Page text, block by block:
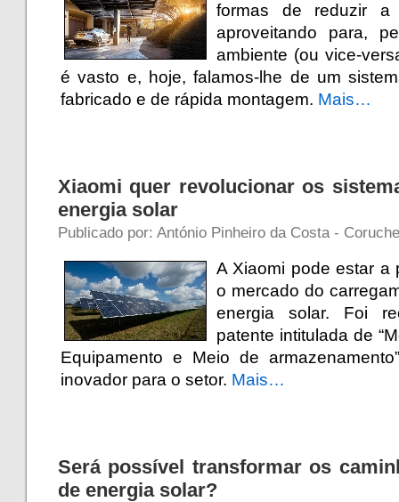
formas de reduzir a
aproveitando para,
ambiente (ou vice-
é vasto e, hoje, falamos-lhe de um
fabricado e de rápida montagem. Mais…
Xiaomi quer revolucionar os
energia solar
Publicado por: António Pinheiro da Costa -
A Xiaomi pode estar a
o mercado do
energia solar. Foi
patente intitulada de
Equipamento e Meio de
inovador para o setor. Mais…
Será possível transformar os
de energia solar?